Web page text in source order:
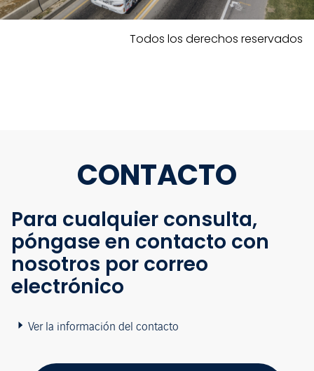
Todos los derechos reservados
CONTACTO
Para cualquier consulta,
póngase en contacto con
nosotros por correo
electrónico
Ver la información del contacto